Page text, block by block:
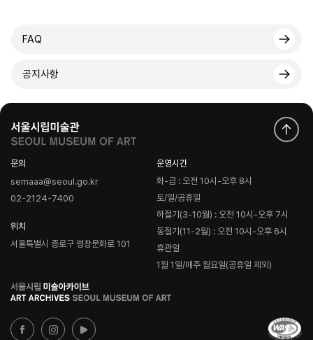
FAQ
공지사항
문의
semaaa@seoul.go.kr
02-2124-7400
위치
서울특별시 종로구 평창문화로 101
운영시간
화-금 : 오전 10시-오후 8시
토/일/공휴일
하절기(3-10월) : 오전 10시-오후 7시
동절기(11-2월) : 오전 10시-오후 6시
휴관일
1월 1일/매주 월요일(공휴일 제외)
로
고